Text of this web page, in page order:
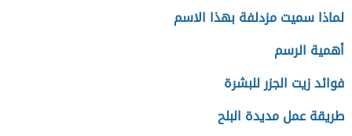
لماذا سميت مزدلفة بهذا الاسم
أهمية الرسم
فوائد زيت الجزر للبشرة
طريقة عمل مديدة البلح